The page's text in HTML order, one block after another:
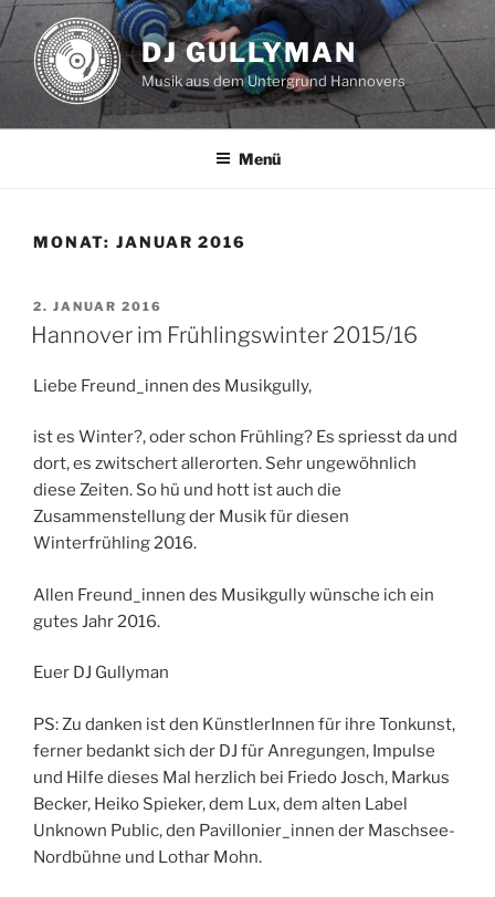
Zum
Inhalt
springen
DJ GULLYMAN
Musik aus dem Untergrund Hannovers
Menü
MONAT: JANUAR 2016
VERÖFFENTLICHT
AM
2. JANUAR 2016
Hannover im Frühlingswinter 2015/16
Liebe Freund_innen des Musikgully,
ist es Winter?, oder schon Frühling? Es spriesst da und
dort, es zwitschert allerorten. Sehr ungewöhnlich
diese Zeiten. So hü und hott ist auch die
Zusammenstellung der Musik für diesen
Winterfrühling 2016.
Allen Freund_innen des Musikgully wünsche ich ein
gutes Jahr 2016.
Euer DJ Gullyman
PS: Zu danken ist den KünstlerInnen für ihre Tonkunst,
ferner bedankt sich der DJ für Anregungen, Impulse
und Hilfe dieses Mal herzlich bei Friedo Josch, Markus
Becker, Heiko Spieker, dem Lux, dem alten Label
Unknown Public, den Pavillonier_innen der Maschsee-
Nordbühne und Lothar Mohn.